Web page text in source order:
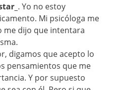
. Yo no estoy
Mi psicóloga me
me dijo que intentara
digamos que acepto lo
pensamientos que me
Y por supuesto